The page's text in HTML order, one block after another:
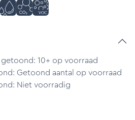
getoond: 10+ op voorraad
Getoond aantal op voorraad
Niet voorradig